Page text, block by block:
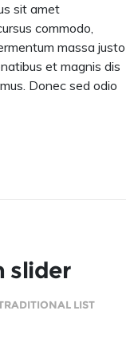
sit amet
commodo,
massa justo
et magnis dis
Donec sed odio
slider
LIST